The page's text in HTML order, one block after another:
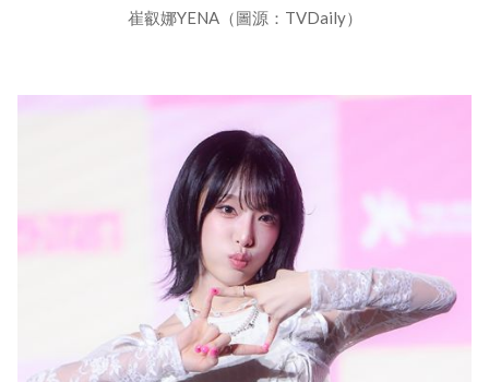
崔叡娜YENA（圖源：TVDaily）